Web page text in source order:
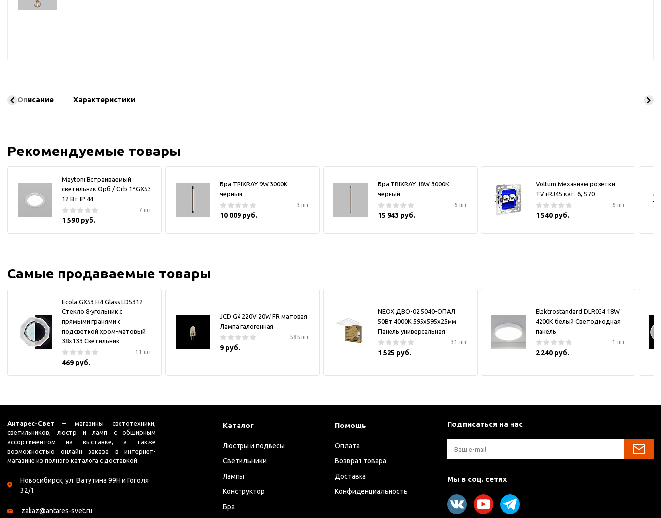
Ночники
Описание Характеристики
Рекомендуемые товары
Maytoni Встраиваемый
светильник Орб / Orb 1*GX53
12 Вт IP 44
7 шт
1 590 руб.
Бра TRIXRAY 9W 3000К
черный
3 шт
10 009 руб.
Бра TRIXRAY 18W 3000К
черный
6 шт
15 943 руб.
Voltum Механизм розетки
TV+RJ45 кат. 6, S70
6 шт
1 540 руб.
Самые продаваемые товары
Ecola GX53 H4 Glass LD5312
Стекло 8-угольник с
прямыми гранями с
подсветкой хром-матовый
38x133 Светильник
11 шт
469 руб.
JCD G4 220V 20W FR матовая
Лампа галогенная
585 шт
9 руб.
NEOX ДВО-02 5040-ОПАЛ
50Вт 4000К 595х595х25мм
Панель универсальная
31 шт
1 525 руб.
Elektrostandard DLR034 18W
4200K белый Светодиодная
панель
1 шт
2 240 руб.
Антарес-Свет – магазины светотехники,
светильников, люстр и ламп с обширным
ассортиментом на выставке, а также
возможностью онлайн заказа в интернет-
магазине из полного каталога с доставкой.
Новосибирск, ул. Ватутина 99Н и Гоголя
32/1
zakaz@antares-svet.ru
Каталог
Люстры и подвесы
Светильники
Лампы
Конструктор
Бра
Помощь
Оплата
Возврат товара
Доставка
Конфиденциальность
Подписаться на нас
Мы в соц. сетях